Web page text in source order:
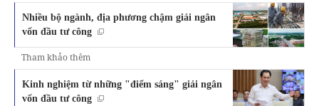
Nhiều bộ ngành, địa phương chậm giải ngân
vốn đầu tư công
Tham khảo thêm
Kinh nghiệm từ những "điểm sáng" giải ngân
vốn đầu tư công